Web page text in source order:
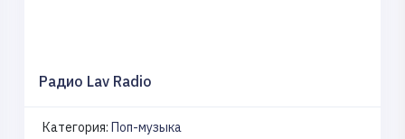
Радио Lav Radio
Категория: Поп-музыка